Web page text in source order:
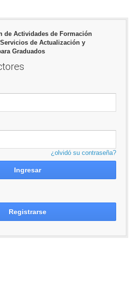
de Actividades de Formación
de Actualización y
Graduados
¿olvidó su contraseña?
Ingresar
Registrarse